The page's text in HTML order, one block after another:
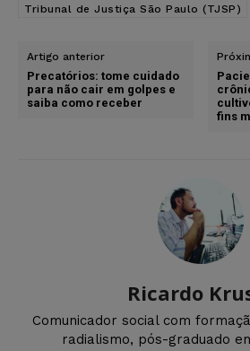
Tribunal de Justiça São Paulo (TJSP)
Artigo anterior
Precatórios: tome cuidado
para não cair em golpes e
saiba como receber
fins
Ricardo
Comunicador social com
radialismo, pós-graduado